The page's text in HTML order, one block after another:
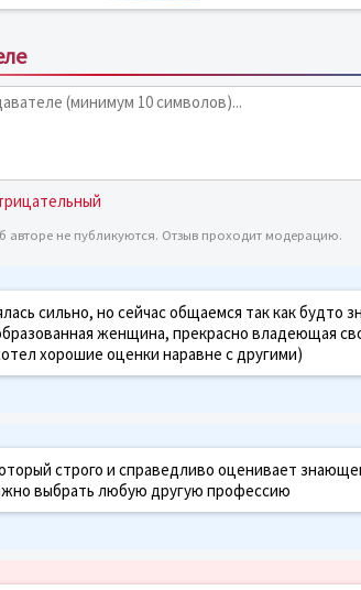
авторе не публикуются. Отзыв проходит модерацию.
сильно, но сейчас общаемся так как будто
женщина, прекрасно владеющая
хорошие оценки наравне с другими)
строго и справедливо оценивает
выбрать любую другую профессию